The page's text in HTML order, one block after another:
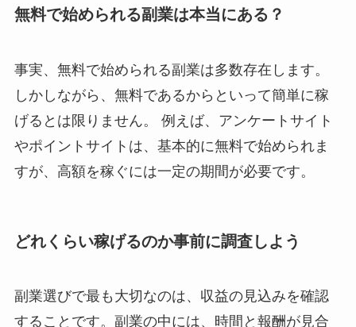
無料で始められる副業は本当にある？
事実、無料で始められる副業は多数存在します。
しかしながら、無料であるからといって簡単に稼
げるとは限りません。 例えば、アンケートサイト
やポイントサイトは、 基本的に無料で始められま
すが、高額を稼ぐには一定の期間が必要です。
どれくらい稼げるのか事前に調査しよう
副業選びで最も大切なのは、収益の見込みを確認
することです。副業の中には、 時間と報酬が見合